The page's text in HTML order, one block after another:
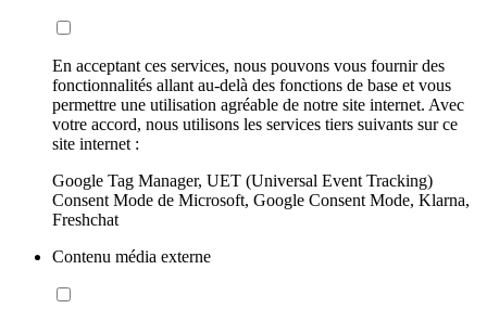
En acceptant ces services, nous pouvons vous fournir des
fonctionnalités allant au-delà des fonctions de base et vous
permettre une utilisation agréable de notre site internet. Avec
votre accord, nous utilisons les services tiers suivants sur ce
site internet :
Google Tag Manager, UET (Universal Event Tracking)
Consent Mode de Microsoft, Google Consent Mode, Klarna,
Freshchat
Contenu média externe